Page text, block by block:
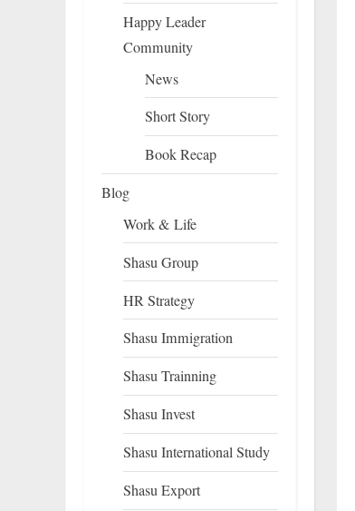
Happy Leader
Community
News
Short Story
Book Recap
Blog
Work & Life
Shasu Group
HR Strategy
Shasu Immigration
Shasu Trainning
Shasu Invest
Shasu International Study
Shasu Export